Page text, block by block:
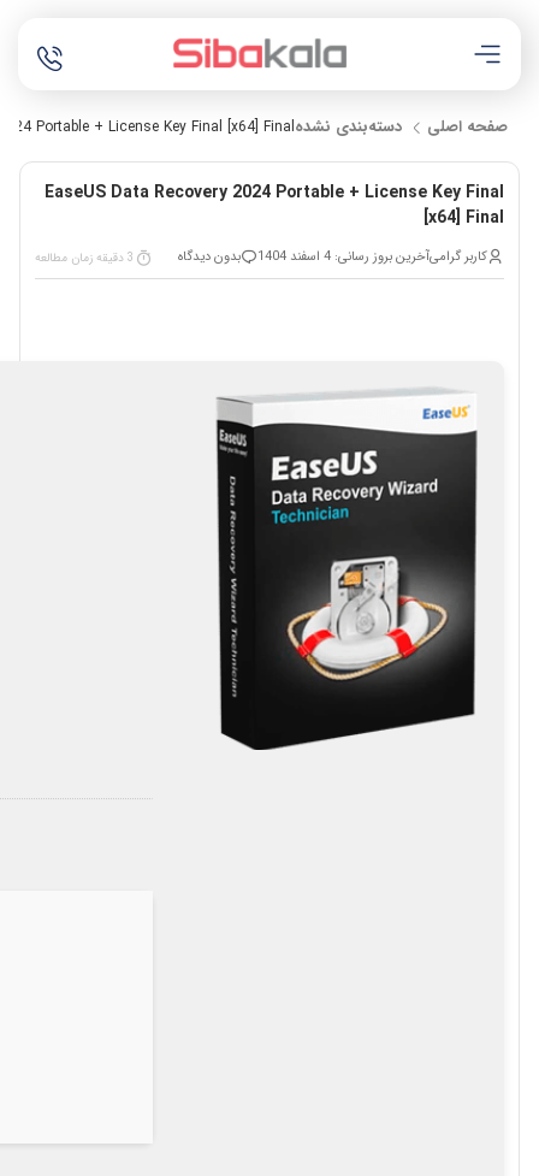
صفحه اصلی دسته‌بندی نشدهPortable + License Key Final [x64] Final
EaseUS Data Recovery 2024 Portable + License Key Final
[x64] Final
کاربر گرامیآخرین بروز رسانی: 4 اسفند 1404 بدون دیدگاه 3 دقیقه زمان مطالعه